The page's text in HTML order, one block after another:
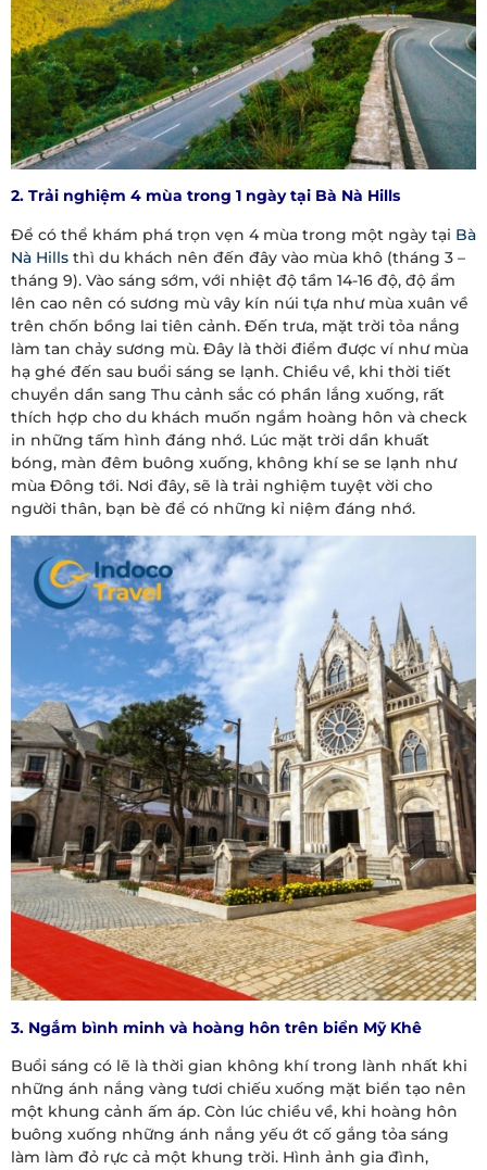
2. Trải nghiệm 4 mùa trong 1 ngày tại Bà Nà Hills
Để có thể khám phá trọn vẹn 4 mùa trong một ngày tại Bà
Nà Hills thì du khách nên đến đây vào mùa khô (tháng 3 –
tháng 9). Vào sáng sớm, với nhiệt độ tầm 14-16 độ, độ ẩm
lên cao nên có sương mù vây kín núi tựa như mùa xuân về
trên chốn bồng lai tiên cảnh. Đến trưa, mặt trời tỏa nắng
làm tan chảy sương mù. Đây là thời điểm được ví như mùa
hạ ghé đến sau buổi sáng se lạnh. Chiều về, khi thời tiết
chuyển dần sang Thu cảnh sắc có phần lắng xuống, rất
thích hợp cho du khách muốn ngắm hoàng hôn và check
in những tấm hình đáng nhớ. Lúc mặt trời dần khuất
bóng, màn đêm buông xuống, không khí se se lạnh như
mùa Đông tới. Nơi đây, sẽ là trải nghiệm tuyệt vời cho
người thân, bạn bè để có những kỉ niệm đáng nhớ.
3. Ngắm bình minh và hoàng hôn trên biển Mỹ Khê
Buổi sáng có lẽ là thời gian không khí trong lành nhất khi
những ánh nắng vàng tươi chiếu xuống mặt biển tạo nên
một khung cảnh ấm áp. Còn lúc chiều về, khi hoàng hôn
buông xuống những ánh nắng yếu ớt cố gắng tỏa sáng
làm làm đỏ rực cả một khung trời. Hình ảnh gia đình,